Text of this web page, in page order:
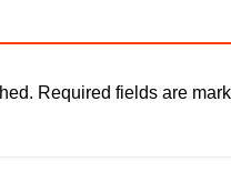
Required fields are